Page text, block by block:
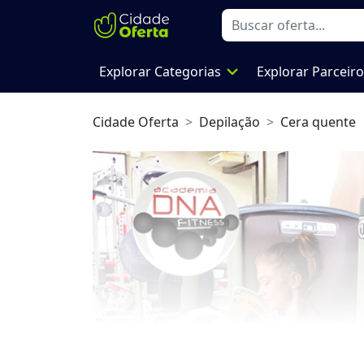
Explorar Categorias expand_more Explorar
Cidade Oferta Depilação Cera quente